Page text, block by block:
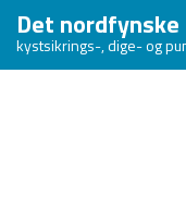
Det nordfynske
kystsikrings-, dige- og